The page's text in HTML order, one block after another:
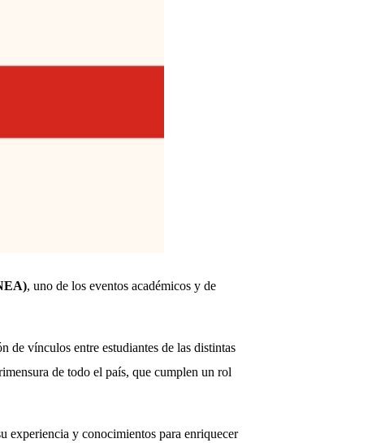
, uno de los eventos académicos y de
de vínculos entre estudiantes de las distintas
de todo el país, que cumplen un rol
experiencia y conocimientos para enriquecer